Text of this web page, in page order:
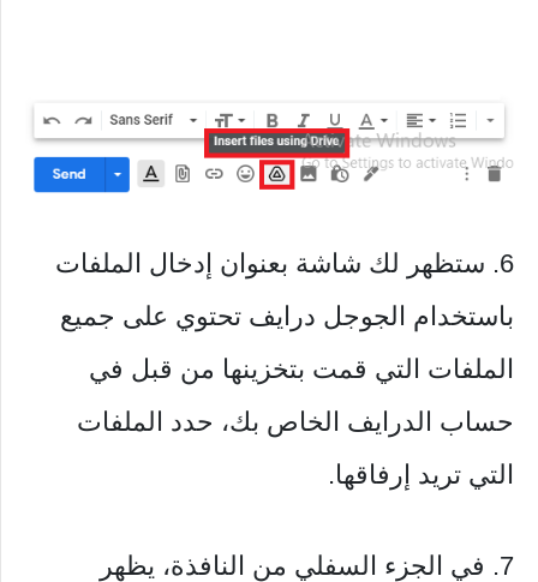
6. ستظهر لك شاشة بعنوان إدخال الملفات
باستخدام الجوجل درايف تحتوي على جميع
الملفات التي قمت بتخزينها من قبل في
حساب الدرايف الخاص بك، حدد الملفات
التي تريد إرفاقها.
7. في الجزء السفلي من النافذة، يظهر